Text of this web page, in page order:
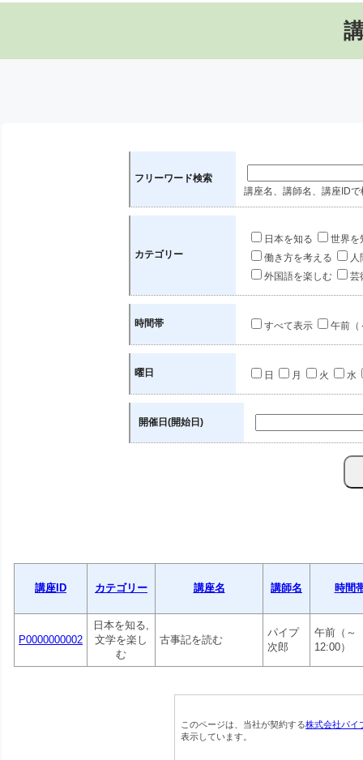
フリーワード検索
講座名、講師名、講座IDで
カテゴリー
日本を知る
世界を
働き方を考える
人
外国語を楽しむ
芸
時間帯 すべて表示 午前（
曜日 日 月 火 水
開催日(開始日)
講座ID カテゴリー 講座名 講師名 時間
P0000000002
日本を知る,
文学を楽し
む
古事記を読む
パイプ
次郎
午前（～
12:00）
このページは、当社が契約する株式会社パイ
表示しています。